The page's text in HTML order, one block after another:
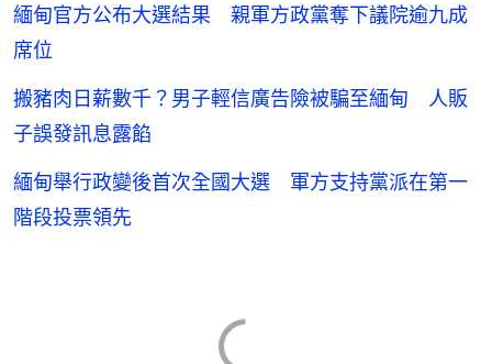
緬甸官方公布大選結果 親軍方政黨奪下議院逾九成
席位
搬豬肉日薪數千？男子輕信廣告險被騙至緬甸 人販
子誤發訊息露餡
緬甸舉行政變後首次全國大選 軍方支持黨派在第一
階段投票領先